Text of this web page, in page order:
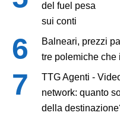
del fuel pesa
sui conti
Balneari, prezzi
tre polemiche che
TTG Agenti -
network: quanto
della